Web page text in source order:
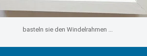
basteln sie den Windelrahmen ...